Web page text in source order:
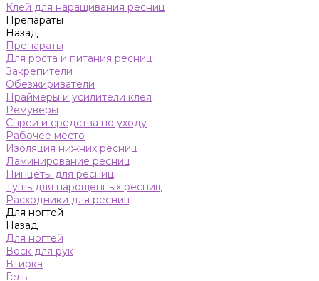
Клей для наращивания ресниц
Препараты
Назад
Препараты
Для роста и питания ресниц
Закрепители
Обезжириватели
Праймеры и усилители клея
Ремуверы
Спреи и средства по уходу
Рабочее место
Изоляция нижних ресниц
Ламинирование ресниц
Пинцеты для ресниц
Тушь для нарощенных ресниц
Расходники для ресниц
Для ногтей
Назад
Для ногтей
Воск для рук
Втирка
Гель